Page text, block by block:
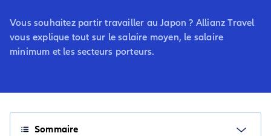
Vous souhaitez partir travailler au Japon ? Allianz Travel
vous explique tout sur le salaire moyen, le salaire
minimum et les secteurs porteurs.
Sommaire